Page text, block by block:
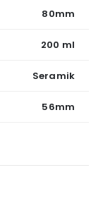
80mm
200 ml
Seramik
56mm